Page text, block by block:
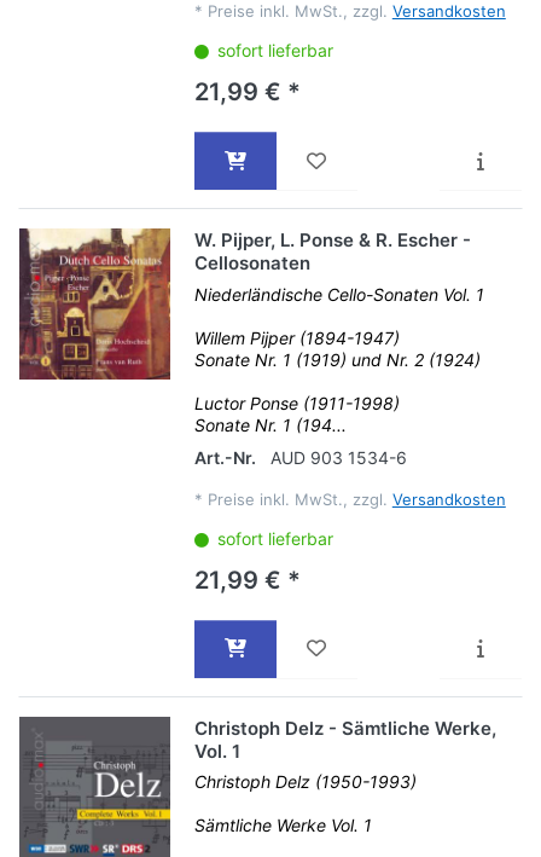
* Preise inkl. MwSt., zzgl. Versandkosten
sofort lieferbar
21,99 € *
W. Pijper, L. Ponse & R. Escher -
Cellosonaten
Niederländische Cello-Sonaten Vol. 1
Willem Pijper (1894-1947)
Sonate Nr. 1 (1919) und Nr. 2 (1924)
Luctor Ponse (1911-1998)
Sonate Nr. 1 (194...
Art.-Nr.
AUD 903 1534-6
* Preise inkl. MwSt., zzgl. Versandkosten
sofort lieferbar
21,99 € *
Christoph Delz - Sämtliche Werke,
Vol. 1
Christoph Delz (1950-1993)
Sämtliche Werke Vol. 1